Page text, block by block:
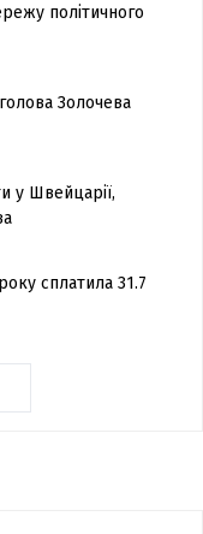
політичного
Золочева
у Швейцарії,
сплатила 31.7